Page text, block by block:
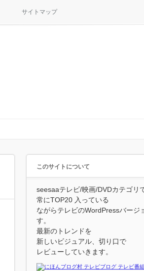
サイトマップ
このサイトについて
seesaaテレビ/映画/DVDカテゴリ
常にTOP20 入っている
ながらテレビのWordPressバージ
す。
最新のトレンドを
新しいビジュアル、切り口で
レビューしていきます。